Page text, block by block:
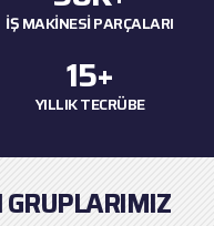
İŞ MAKİNESİ PARÇALARI
YILLIK TECRÜBE
15+
GRUPLARIMIZ